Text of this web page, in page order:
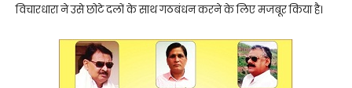
विचारधारा ने उसे छोटे दलों के साथ गठबंधन करने के लिए मजबूर किया है।